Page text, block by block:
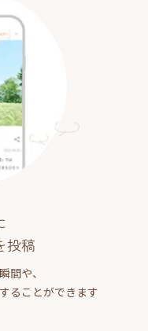
投稿
間や、
ることができます